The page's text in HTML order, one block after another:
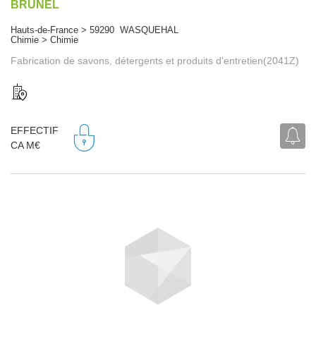
BRUNEL
Hauts-de-France > 59290 WASQUEHAL
Chimie > Chimie
Fabrication de savons, détergents et produits d'entretien(2041Z)
EFFECTIF
CA M€